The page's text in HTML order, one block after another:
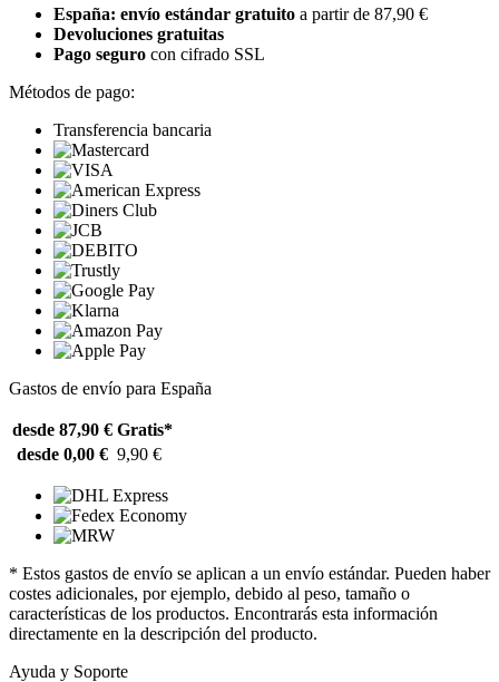
España: envío estándar gratuito a partir de 87,90 €
Devoluciones gratuitas
Pago seguro con cifrado SSL
Métodos de pago:
Transferencia bancaria
Gastos de envío para España
desde 87,90 € Gratis*
desde 0,00 € 9,90 €
* Estos gastos de envío se aplican a un envío estándar. Pueden haber
costes adicionales, por ejemplo, debido al peso, tamaño o
características de los productos. Encontrarás esta información
directamente en la descripción del producto.
Ayuda y Soporte